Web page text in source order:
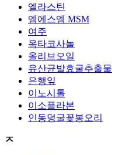
엘라스틴
엠에스엠 MSM
여주
옥타코사놀
올리브오일
유산균발효굴추출물
은행잎
이노시톨
이소플라본
인동덩굴꽃봉오리
ㅈ